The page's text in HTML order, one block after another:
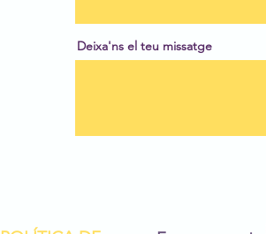
Deixa'ns el teu missatge